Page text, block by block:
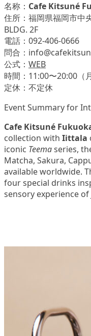
名称： Cafe Kitsuné
住所：福岡県福岡市中
BLDG. 2F
電話：092-406-0666
問合：
公式： WEB
時間：11:00〜20:00（
定休：不定休
Event Summary for
Cafe Kitsuné
collection with Iittala
iconic Teemaseries,
Matcha, Sakura,
available worldwide.
four special drinks
sensory experience